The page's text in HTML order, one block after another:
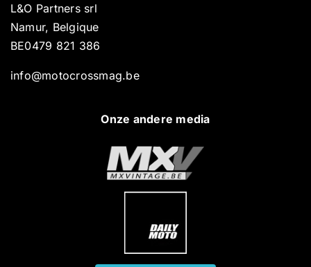
L&O Partners srl
Namur, Belgique
BE0479 821 386
info@motocrossmag.be
Onze andere media